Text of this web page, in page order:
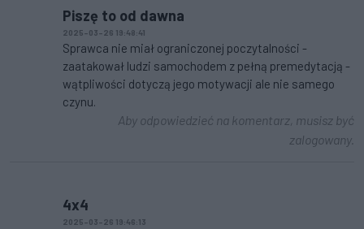
Piszę to od dawna
2025-03-26 19:48:41
Sprawca nie miał ograniczonej poczytalności -
zaatakował ludzi samochodem z pełną premedytacją -
wątpliwości dotyczą jego motywacji ale nie samego
czynu.
Aby odpowiedzieć na komentarz, musisz być
zalogowany.
4x4
2025-03-26 19:46:13